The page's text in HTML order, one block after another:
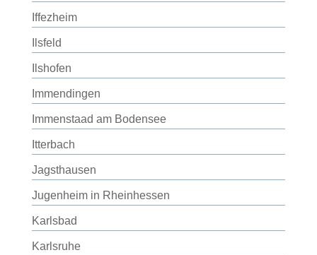
Iffezheim
Ilsfeld
Ilshofen
Immendingen
Immenstaad am Bodensee
Itterbach
Jagsthausen
Jugenheim in Rheinhessen
Karlsbad
Karlsruhe